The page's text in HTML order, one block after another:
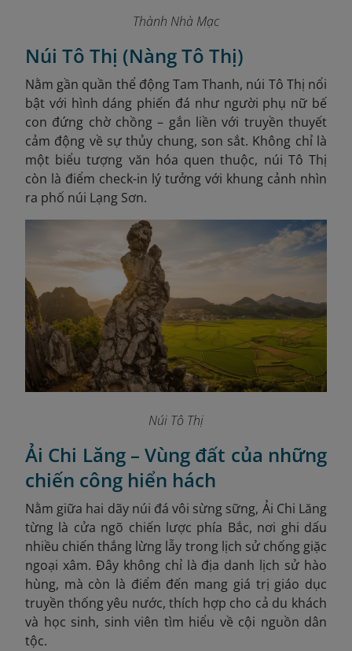
Thành Nhà Mạc
Núi Tô Thị (Nàng Tô Thị)
Nằm gần quần thể động Tam Thanh, núi Tô Thị nổi
bật với hình dáng phiến đá như người phụ nữ bế
con đứng chờ chồng – gắn liền với truyền thuyết
cảm động về sự thủy chung, son sắt. Không chỉ là
một biểu tượng văn hóa quen thuộc, núi Tô Thị
còn là điểm check-in lý tưởng với khung cảnh nhìn
ra phố núi Lạng Sơn.
Núi Tô Thị
Ải Chi Lăng – Vùng đất của những
chiến công hiển hách
Nằm giữa hai dãy núi đá vôi sừng sững, Ải Chi Lăng
từng là cửa ngõ chiến lược phía Bắc, nơi ghi dấu
nhiều chiến thắng lừng lẫy trong lịch sử chống giặc
ngoại xâm. Đây không chỉ là địa danh lịch sử hào
hùng, mà còn là điểm đến mang giá trị giáo dục
truyền thống yêu nước, thích hợp cho cả du khách
và học sinh, sinh viên tìm hiểu về cội nguồn dân
tộc.